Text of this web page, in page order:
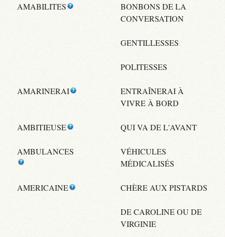
AMABILITES
BONBONS DE LA
CONVERSATION
GENTILLESSES
POLITESSES
AMARINERAI
ENTRAÎNERAI À
VIVRE À BORD
AMBITIEUSE QUI VA DE L'AVANT
AMBULANCES
VÉHICULES
MÉDICALISÉS
AMERICAINE CHÈRE AUX PISTARDS
DE CAROLINE OU DE
VIRGINIE